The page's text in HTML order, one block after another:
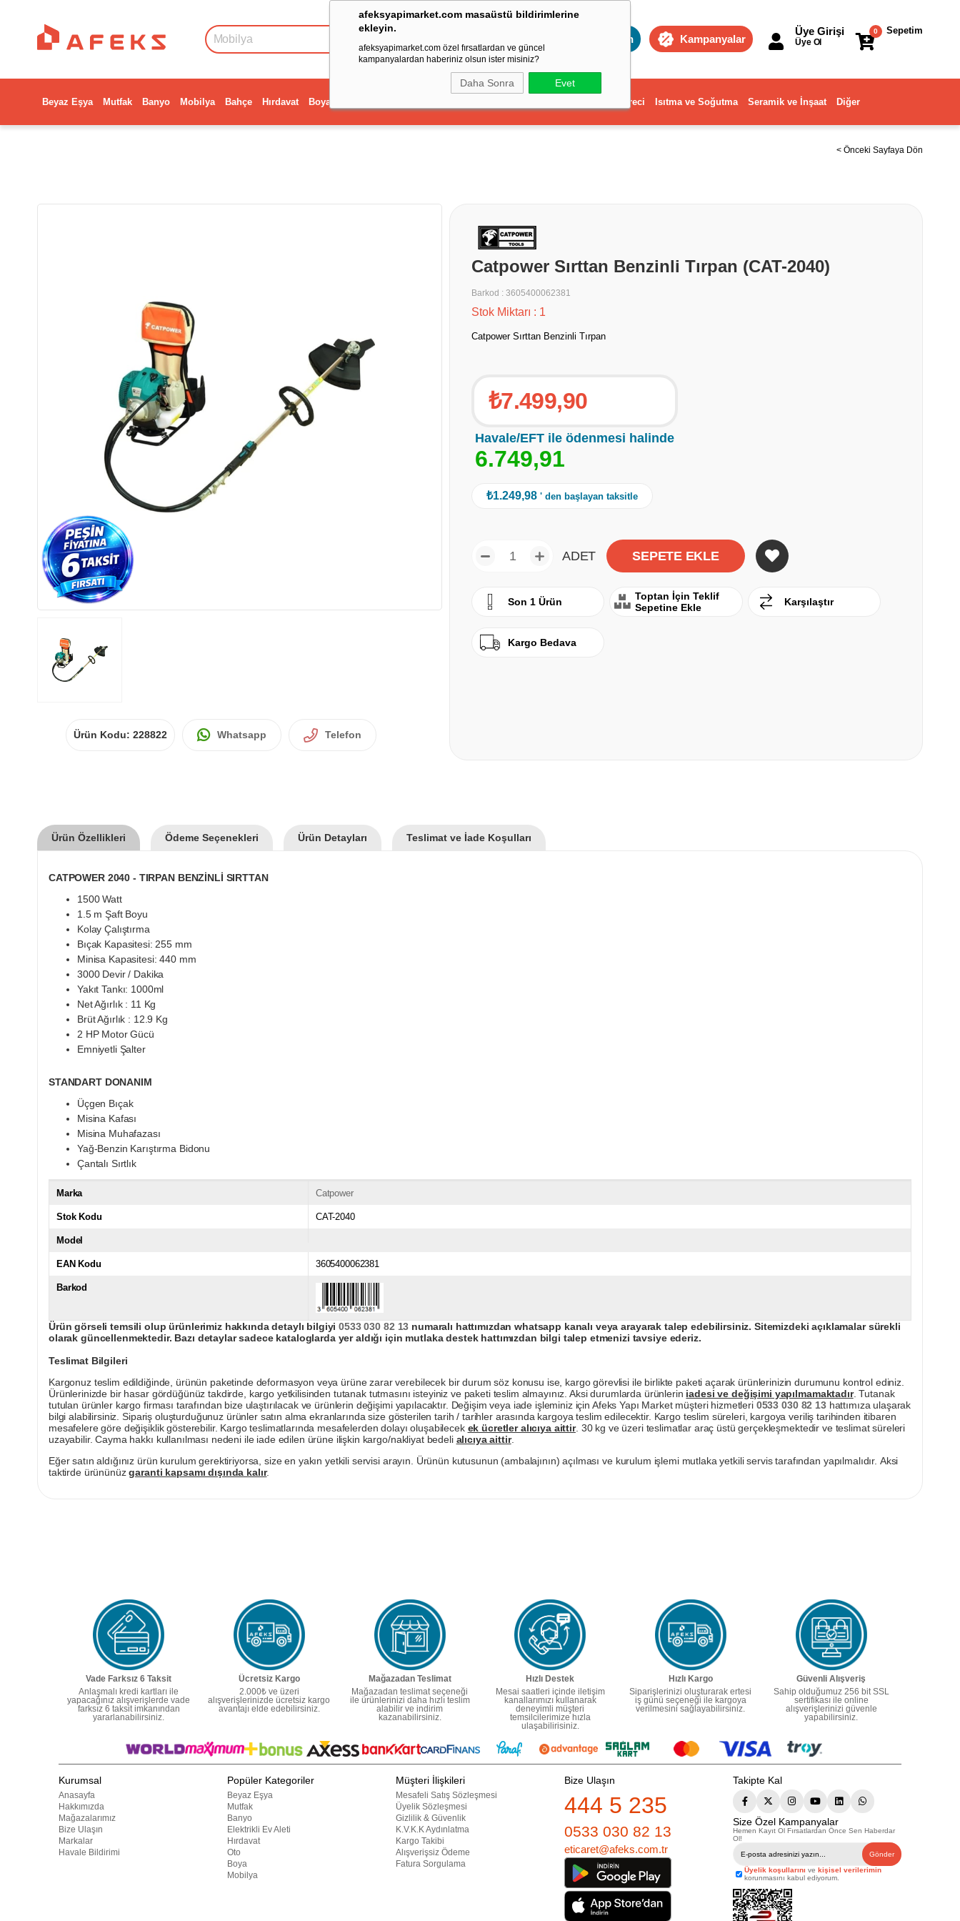
afeksyapimarket.com masaüstü bildirimlerine
ekleyin.
afeksyapimarket.com özel fırsatlardan ve güncel
kampanyalardan haberiniz olsun ister misiniz?
Daha Sonra Evet
Toptan Kampanyalar
Sepetim
0
Üye Girişi
Üye Ol
Beyaz Eşya Mutfak Banyo Mobilya Bahçe Hırdavat Boya Dekorasyon ve Ev Gereci Isıtma ve Soğutma Seramik ve İnşaat Diğer
< Önceki Sayfaya Dön
Ürün Kodu: 228822 Whatsapp Telefon
Catpower Sırttan Benzinli Tırpan (CAT-2040)
Barkod : 3605400062381
Stok Miktarı : 1
Catpower Sırttan Benzinli Tırpan
₺7.499,90
Havale/EFT ile ödenmesi halinde
6.749,91
₺1.249,98 ' den başlayan taksitle
ADET
Son 1 Ürün
Toptan İçin Teklif
Sepetine Ekle
Karşılaştır
Kargo Bedava
Ürün Özellikleri Ödeme Seçenekleri Ürün Detayları Teslimat ve İade Koşulları
CATPOWER 2040 - TIRPAN BENZİNLİ SIRTTAN
1500 Watt
1.5 m Şaft Boyu
Kolay Çalıştırma
Bıçak Kapasitesi: 255 mm
Minisa Kapasitesi: 440 mm
3000 Devir / Dakika
Yakıt Tankı: 1000ml
Net Ağırlık : 11 Kg
Brüt Ağırlık : 12.9 Kg
2 HP Motor Gücü
Emniyetli Şalter
STANDART DONANIM
Üçgen Bıçak
Misina Kafası
Misina Muhafazası
Yağ-Benzin Karıştırma Bidonu
Çantalı Sırtlık
Marka Catpower
Stok Kodu CAT-2040
Model
EAN Kodu 3605400062381
Barkod
Ürün görseli temsili olup ürünlerimiz hakkında detaylı bilgiyi0533 030 82 13 numaralı hattımızdan whatsapp kanalı veya arayarak talep edebilirsiniz. Sitemizdeki açıklamalar sürekli
olarak güncellenmektedir. Bazı detaylar sadece kataloglarda yer aldığı için mutlaka destek hattımızdan bilgi talep etmenizi tavsiye ederiz.
Teslimat Bilgileri
Kargonuz teslim edildiğinde, ürünün paketinde deformasyon veya ürüne zarar verebilecek bir durum söz konusu ise, kargo görevlisi ile birlikte paketi açarak ürünlerinizin durumunu kontrol ediniz.
Ürünlerinizde bir hasar gördüğünüz takdirde, kargo yetkilisinden tutanak tutmasını isteyiniz ve paketi teslim almayınız. Aksi durumlarda ürünlerin iadesi ve değişimi yapılmamaktadır. Tutanak
tutulan ürünler kargo firması tarafından bize ulaştırılacak ve ürünlerin değişimi yapılacaktır. Değişim veya iade işleminiz için Afeks Yapı Market müşteri hizmetleri 0533 030 82 13hattımıza ulaşarak
bilgi alabilirsiniz. Sipariş oluşturduğunuz ürünler satın alma ekranlarında size gösterilen tarih / tarihler arasında kargoya teslim edilecektir. Kargo teslim süreleri, kargoya veriliş tarihinden itibaren
mesafelere göre değişiklik gösterebilir. Kargo teslimatlarında mesafelerden dolayı oluşabilecek ek ücretler alıcıya aittir. 30 kg ve üzeri teslimatlar araç üstü gerçekleşmektedir ve teslimat süreleri
uzayabilir. Cayma hakkı kullanılması nedeni ile iade edilen ürüne ilişkin kargo/nakliyat bedeli alıcıya aittir.
Eğer satın aldığınız ürün kurulum gerektiriyorsa, size en yakın yetkili servisi arayın. Ürünün kutusunun (ambalajının) açılması ve kurulum işlemi mutlaka yetkili servis tarafından yapılmalıdır. Aksi
taktirde ürününüzgaranti kapsamı dışında kalır.
Vade Farksız 6 Taksit
Anlaşmalı kredi kartları ile
yapacağınız alışverişlerde vade
farksız 6 taksit imkanından
yararlanabilirsiniz.
Ücretsiz Kargo
2.000₺ ve üzeri
alışverişlerinizde ücretsiz kargo
avantajı elde edebilirsiniz.
Mağazadan Teslimat
Mağazadan teslimat seçeneği
ile ürünlerinizi daha hızlı teslim
alabilir ve indirim
kazanabilirsiniz.
Hızlı Destek
Mesai saatleri içinde iletişim
kanallarımızı kullanarak
deneyimli müşteri
temsilcilerimize hızla
ulaşabilirisiniz.
Hızlı Kargo
Siparişlerinizi oluşturarak ertesi
iş günü seçeneği ile kargoya
verilmesini sağlayabilirsiniz.
Güvenli Alışveriş
Sahip olduğumuz 256 bit SSL
sertifikası ile online
alışverişlerinizi güvenle
yapabilirsiniz.
Kurumsal
Anasayfa
Hakkımızda
Mağazalarımız
Bize Ulaşın
Markalar
Havale Bildirimi
Popüler Kategoriler
Beyaz Eşya
Mutfak
Banyo
Elektrikli Ev Aleti
Hırdavat
Oto
Boya
Mobilya
Müşteri İlişkileri
Mesafeli Satış Sözleşmesi
Üyelik Sözleşmesi
Gizlilik & Güvenlik
K.V.K.K Aydınlatma
Kargo Takibi
Alışverişsiz Ödeme
Fatura Sorgulama
Bize Ulaşın
444 5 235
0533 030 82 13
eticaret@afeks.com.tr
Takipte Kal
Size Özel Kampanyalar
Hemen Kayıt Ol Fırsatlardan Önce Sen Haberdar
Ol!
Gönder
Üyelik koşullarını ve kişisel verilerimin
korunmasını kabul ediyorum.